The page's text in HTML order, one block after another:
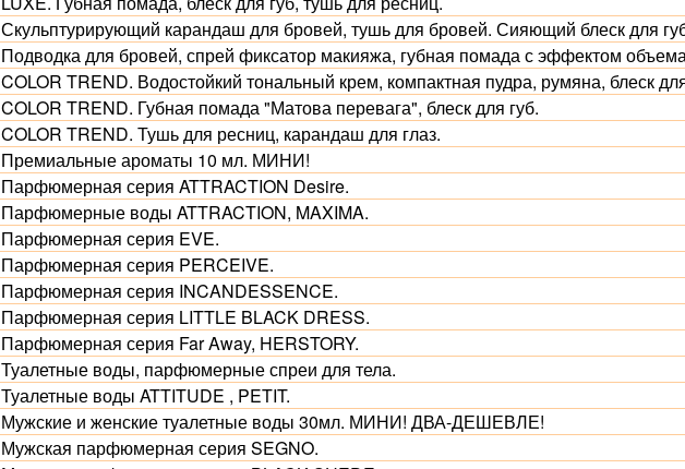
Скульптурирующий карандаш для бровей, тушь для бровей. Сияющий блеск для
Подводка для бровей, спрей фиксатор макияжа, губная помада с эффектом
COLOR TREND. Водостойкий тональный крем, компактная пудра, румяна, блеск
COLOR TREND. Губная помада "Матова перевага", блеск для губ.
COLOR TREND. Тушь для ресниц, карандаш для глаз.
Премиальные ароматы 10 мл. МИНИ!
Парфюмерная серия ATTRACTION Desire.
Парфюмерные воды ATTRACTION, MAXIMA.
Парфюмерная серия EVE.
Парфюмерная серия PERCEIVE.
Парфюмерная серия INCANDESSENCE.
Парфюмерная серия LITTLE BLACK DRESS.
Парфюмерная серия Far Away, HERSTORY.
Туалетные воды, парфюмерные спреи для тела.
Туалетные воды ATTITUDE , PETIT.
Мужские и женские туалетные воды 30мл. МИНИ! ДВА-ДЕШЕВЛЕ!
Мужская парфюмерная серия SEGNO.